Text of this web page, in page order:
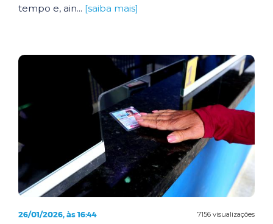
tempo e, ain... [saiba mais]
7156 visualizações
26/01/2026, às 16:44